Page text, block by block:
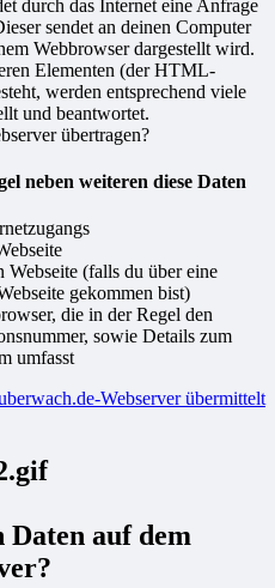
durch das Internet eine Anfrage
sendet an deinen Computer
Webbrowser dargestellt wird.
Elementen (der HTML-
werden entsprechend viele
und beantwortet.
übertragen?
neben weiteren diese Daten
(falls du über eine
gekommen bist)
die in der Regel den
sowie Details zum
umfasst
Webserver übermittelt
Daten auf dem